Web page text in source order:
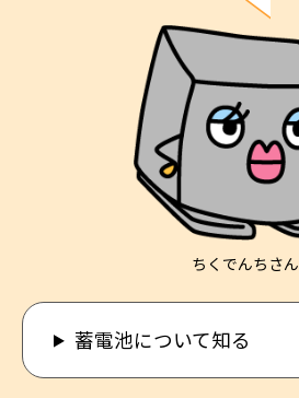
ちくでんちさん
蓄電池について知る